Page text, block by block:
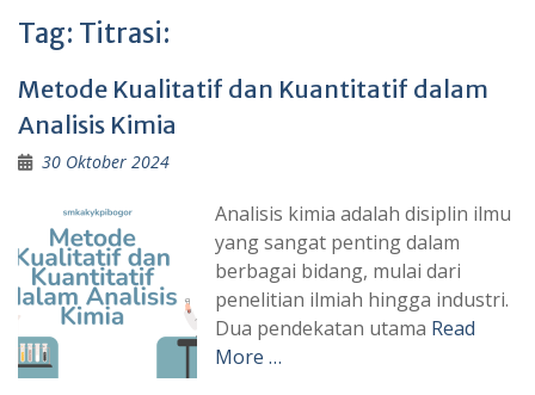
Tag: Titrasi:
Metode Kualitatif dan Kuantitatif dalam
Analisis Kimia
30 Oktober 2024
Analisis kimia adalah disiplin ilmu
yang sangat penting dalam
berbagai bidang, mulai dari
penelitian ilmiah hingga industri.
Dua pendekatan utama Read
More …